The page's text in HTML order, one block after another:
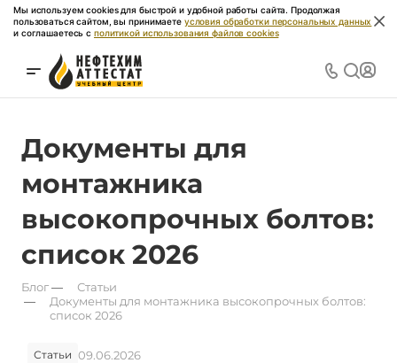
Мы используем cookies для быстрой и удобной работы сайта. Продолжая
пользоваться сайтом, вы принимаете условия обработки персональных данных
и соглашаетесь с политикой использования файлов cookies
Документы для
монтажника
высокопрочных болтов:
список 2026
Блог—
Статьи
—
Документы для монтажника высокопрочных болтов:
список 2026
Статьи 09.06.2026